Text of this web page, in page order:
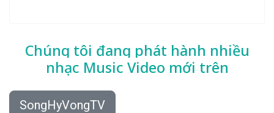
Chúng tôi đang phát hành nhiều
nhạc Music Video mới trên
SongHyVongTV